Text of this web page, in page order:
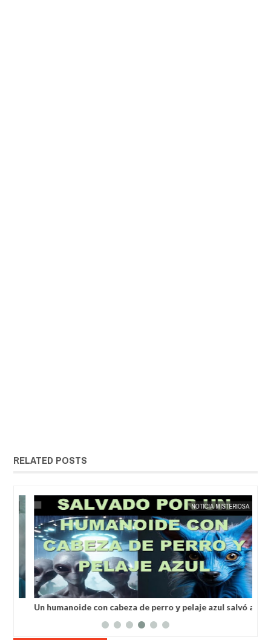
RELATED POSTS
MAY 23, 2025
NOTICIA MISTERIOSA
Un humanoide con cabeza de perro у pelaje azul salvó a
EXTRANOTIX MISTERIO